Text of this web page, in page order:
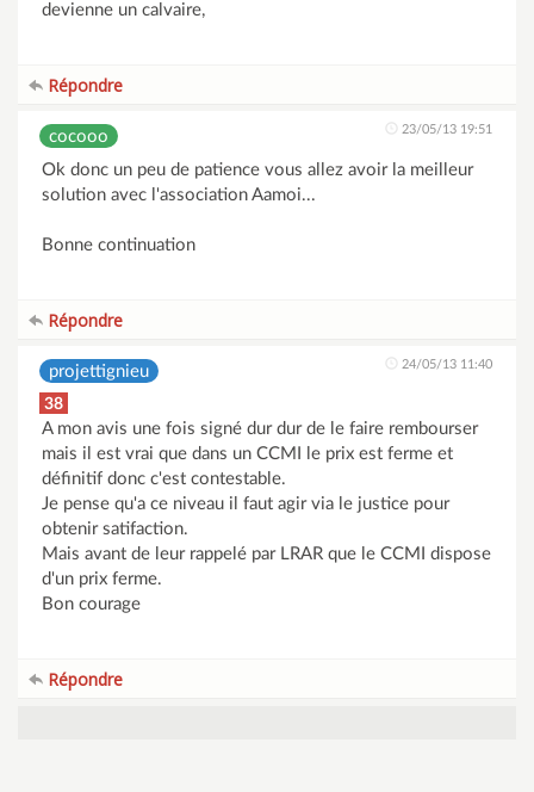
devienne un calvaire,
Répondre
cocooo 23/05/13 19:51
Ok donc un peu de patience vous allez avoir la meilleur
solution avec l'association Aamoi...
Bonne continuation
Répondre
projettignieu 24/05/13 11:40
38
A mon avis une fois signé dur dur de le faire rembourser
mais il est vrai que dans un CCMI le prix est ferme et
définitif donc c'est contestable.
Je pense qu'a ce niveau il faut agir via le justice pour
obtenir satifaction.
Mais avant de leur rappelé par LRAR que le CCMI dispose
d'un prix ferme.
Bon courage
Répondre